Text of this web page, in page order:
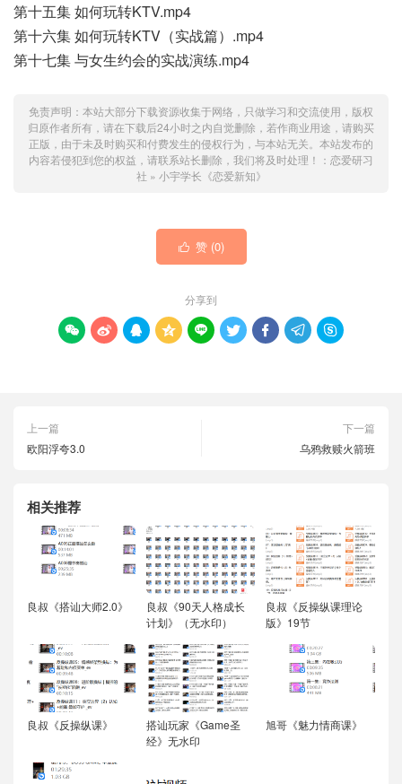
第十五集 如何玩转KTV.mp4
第十六集 如何玩转KTV（实战篇）.mp4
第十七集 与女生约会的实战演练.mp4
免责声明：本站大部分下载资源收集于网络，只做学习和交流使用，版权
归原作者所有，请在下载后24小时之内自觉删除，若作商业用途，请购买
正版，由于未及时购买和付费发生的侵权行为，与本站无关。本站发布的
内容若侵犯到您的权益，请联系站长删除，我们将及时处理！： 恋爱研习
社 » 小宇学长《恋爱新知》
 赞 (0)
分享到
        
上一篇
欧阳浮夸3.0
下一篇
乌鸦救赎火箭班
相关推荐
良叔《搭讪大师2.0》
良叔《90天人格成长
计划》（无水印）
良叔《反操纵课理论
版》19节
良叔《反操纵课》
搭讪玩家《Game圣
经》无水印
旭哥《魅力情商课》